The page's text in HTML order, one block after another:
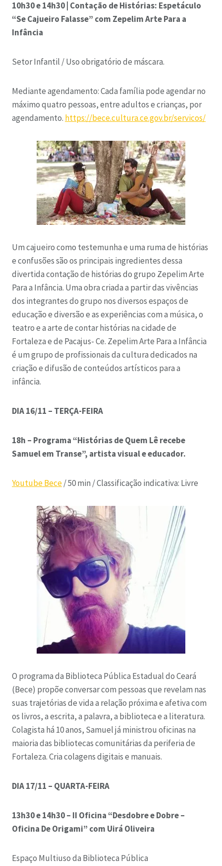
10h30 e 14h30 | Contação de Histórias: Espetáculo
“Se Cajueiro Falasse” com Zepelim Arte Para a
Infância
Setor Infantil / Uso obrigatório de máscara.
Mediante agendamento: Cada família pode agendar no
máximo quatro pessoas, entre adultos e crianças, por
agendamento. https://bece.cultura.ce.gov.br/servicos/
Um cajueiro como testemunha e uma ruma de histórias
e confusões são os principais ingredientes dessa
divertida contação de histórias do grupo Zepelim Arte
Para a Infância. Uma obra criada a partir das vivências
dos integrantes do grupo nos diversos espaços de
educação e diversão e as experiências com a música, o
teatro e a arte de contar histórias na cidade de
Fortaleza e de Pacajus- Ce. Zepelim Arte Para a Infância
é um grupo de profissionais da cultura dedicados na
criação e difusão de conteúdos artísticos para a
infância.
DIA 16/11 – TERÇA-FEIRA
18h – Programa “Histórias de Quem Lê recebe
Samuel em Transe”, artista visual e educador.
Youtube Bece/ 50 min / Classificação indicativa: Livre
O programa da Biblioteca Pública Estadual do Ceará
(Bece) propõe conversar com pessoas que revelam nas
suas trajetórias de vida a relação próxima e afetiva com
os livros, a escrita, a palavra, a biblioteca e a literatura.
Colagista há 10 anos, Samuel já ministrou oficinas na
maioria das bibliotecas comunitárias da periferia de
Fortaleza. Cria colagens digitais e manuais.
DIA 17/11 – QUARTA-FEIRA
13h30 e 14h30 – II Oficina “Desdobre e Dobre –
Oficina De Origami” com Uirá Oliveira
Espaço Multiuso da Biblioteca Pública